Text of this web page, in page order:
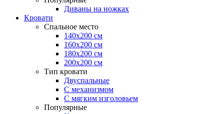
Диваны на ножках
Кровати
Спальное место
140х200 см
160х200 см
180х200 см
200х200 см
Тип кровати
Двуспальные
С механизмом
С мягким изголовьем
Популярные